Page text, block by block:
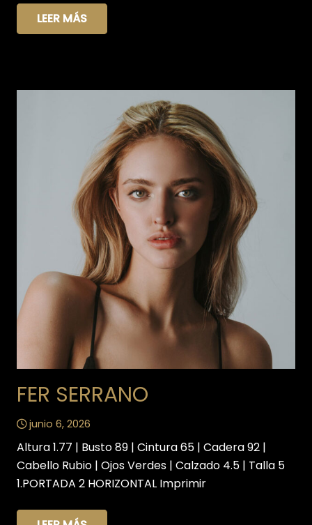
LEER MÁS
FER SERRANO
junio 6, 2026
Altura 1.77 | Busto 89 | Cintura 65 | Cadera 92 |
Cabello Rubio | Ojos Verdes | Calzado 4.5 | Talla 5
1.PORTADA 2 HORIZONTAL Imprimir